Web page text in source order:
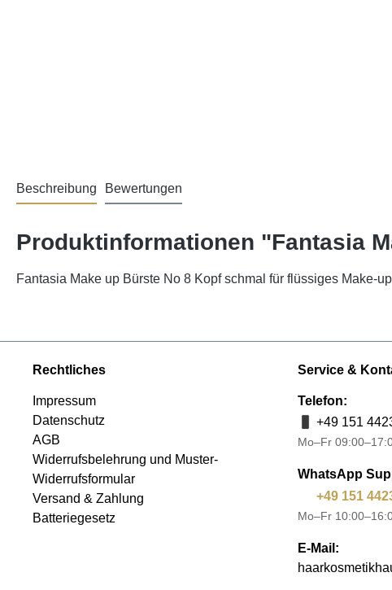
Beschreibung Bewertungen
Produktinformationen "Fantasia
Fantasia Make up Bürste No 8 Kopf schmal für flüssiges Make-
Rechtliches
Impressum
Datenschutz
AGB
Widerrufsbelehrung und Muster-
Widerrufsformular
Versand & Zahlung
Batteriegesetz
Service &
Telefon:
+49 151
Mo–Fr
WhatsApp
+49 151
Mo–Fr
E-Mail: